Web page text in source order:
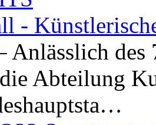
-
Anlässlich
Abteilung